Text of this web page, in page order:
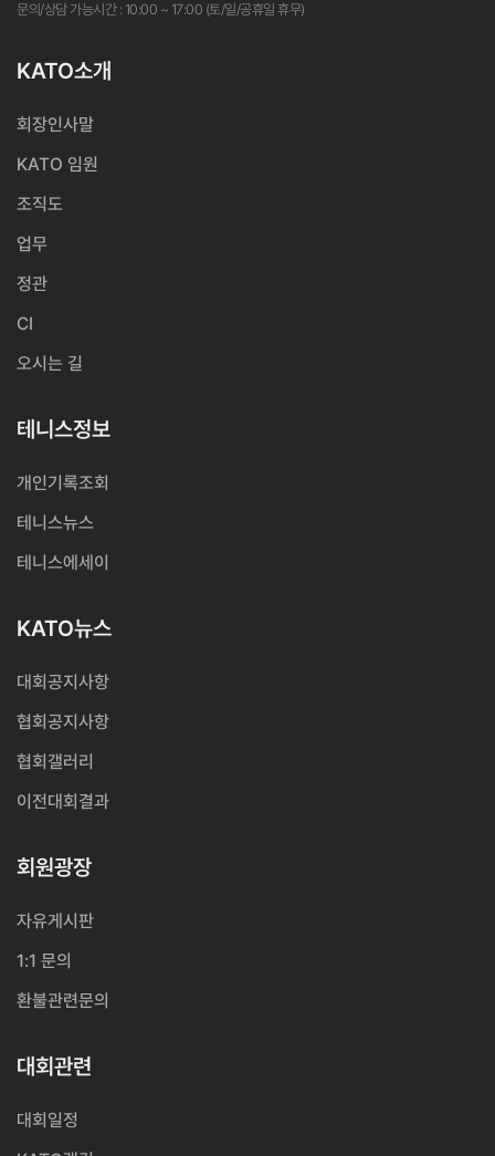
문의/상담 가능시간 : 10:00 ~ 17:00 (토/일/공휴일 휴무)
KATO소개
회장인사말
KATO 임원
조직도
업무
정관
CI
오시는 길
테니스정보
개인기록조회
테니스뉴스
테니스에세이
KATO뉴스
대회공지사항
협회공지사항
협회갤러리
이전대회결과
회원광장
자유게시판
1:1 문의
환불관련문의
대회관련
대회일정